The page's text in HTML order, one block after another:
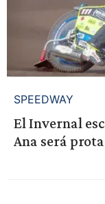
SPEEDWAY
El Invernal
Ana será